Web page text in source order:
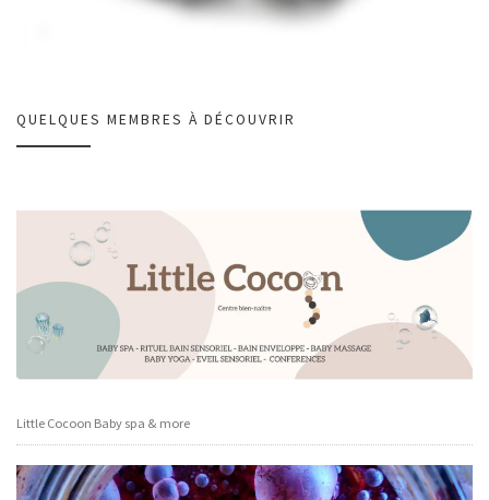
QUELQUES MEMBRES À DÉCOUVRIR
Little Cocoon Baby spa & more